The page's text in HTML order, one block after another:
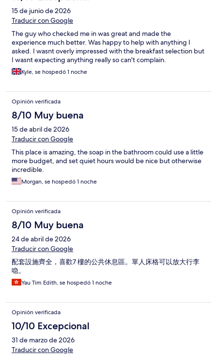
15 de junio de 2026
Traducir con Google
The guy who checked me in was great and made the
experience much better. Was happy to help with anything I
asked. I wasnt overly impressed with the breakfast selection but
I wasnt expecting anything really so can't complain.
Kyle, se hospedó 1 noche
Opinión verificada
8/10 Muy buena
15 de abril de 2026
Traducir con Google
This place is amazing, the soap in the bathroom could use a little
more budget, and set quiet hours would be nice but otherwise
incredible.
Morgan, se hospedó 1 noche
Opinión verificada
8/10 Muy buena
24 de abril de 2026
Traducir con Google
配套設施齊全，喜歡7 樓的公共休息區。單人床格可以放大行李
喼。
Yau Tim Edith, se hospedó 1 noche
Opinión verificada
10/10 Excepcional
31 de marzo de 2026
Traducir con Google